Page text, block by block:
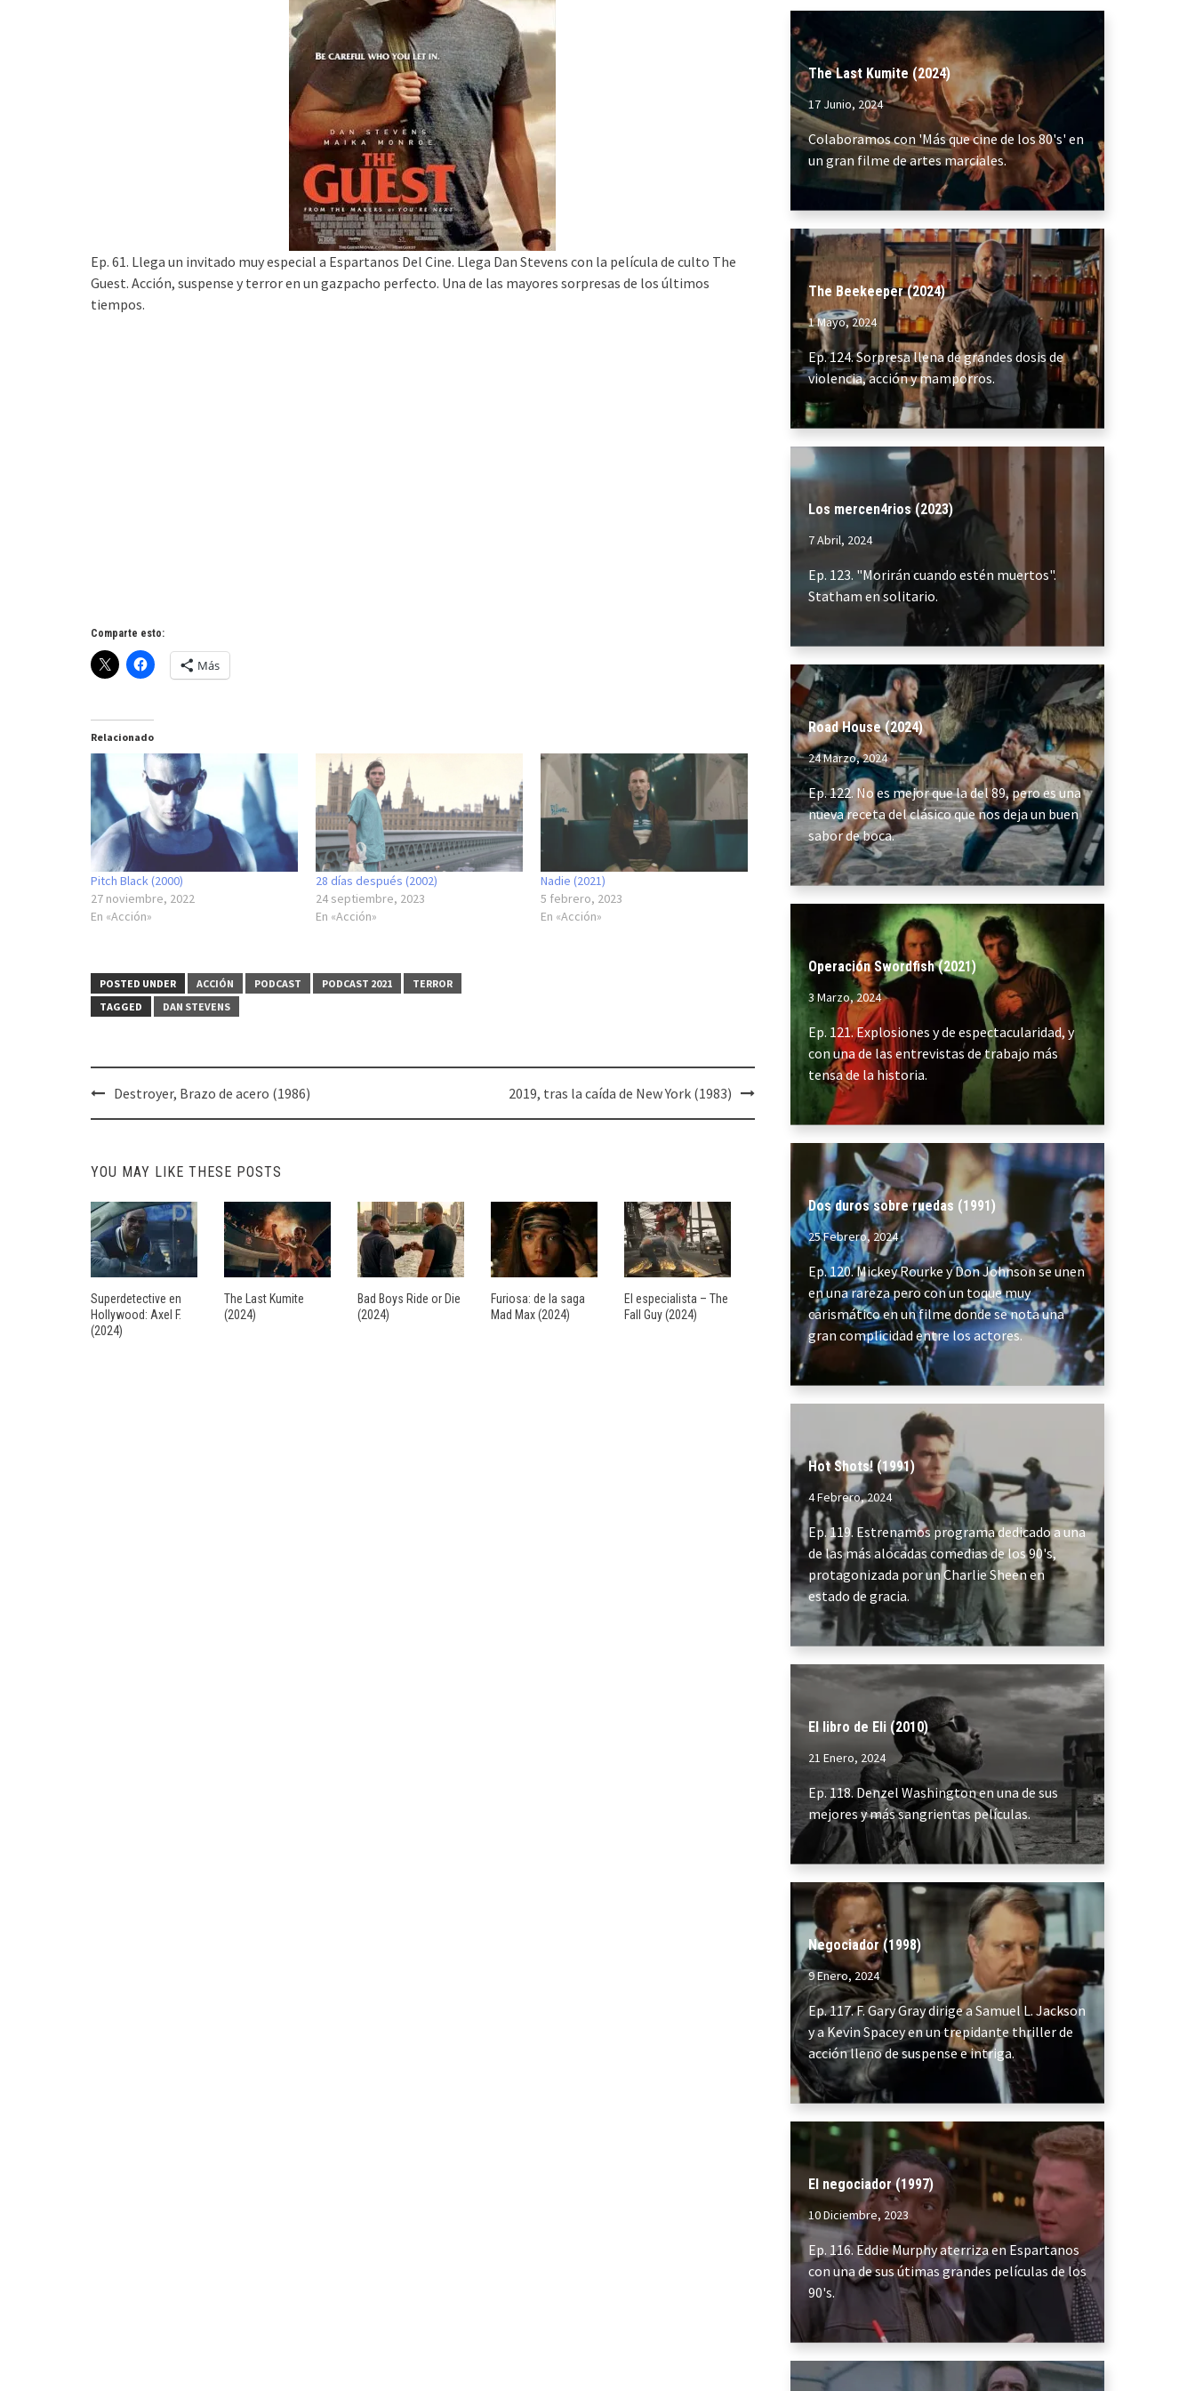
Ep. 61. Llega un invitado muy especial a Espartanos Del Cine. Llega Dan Stevens con la película de culto The
Guest. Acción, suspense y terror en un gazpacho perfecto. Una de las mayores sorpresas de los últimos
tiempos.
Comparte esto:
Más
Relacionado
Pitch Black (2000)
27 noviembre, 2022
En «Acción»
28 días después (2002)
24 septiembre, 2023
En «Acción»
Nadie (2021)
5 febrero, 2023
En «Acción»
POSTED UNDER ACCIÓN PODCAST PODCAST 2021
TERROR
TAGGED
DAN STEVENS
PostDestroyer, Brazo de acero (1986) 2019, tras la caída de New York (1983)
YOU MAY LIKE THESE POSTS
Superdetective en
Hollywood: Axel F.
(2024)
The Last Kumite
(2024)
Bad Boys Ride or Die
(2024)
Furiosa: de la saga
Mad Max (2024)
El especialista – The
Fall Guy (2024)
The Last Kumite (2024)
17 Junio, 2024
Colaboramos con 'Más que cine de los 80's' en
un gran filme de artes marciales.
The Beekeeper (2024)
1 Mayo, 2024
Ep. 124. Sorpresa llena de grandes dosis de
violencia, acción y mamporros.
Los mercen4rios (2023)
7 Abril, 2024
Ep. 123. "Morirán cuando estén muertos".
Statham en solitario.
Road House (2024)
24 Marzo, 2024
Ep. 122. No es mejor que la del 89, pero es una
nueva receta del clásico que nos deja un buen
sabor de boca.
Operación Swordfish (2021)
3 Marzo, 2024
Ep. 121. Explosiones y de espectacularidad, y
con una de las entrevistas de trabajo más
tensa de la historia.
Dos duros sobre ruedas (1991)
25 Febrero, 2024
Ep. 120. Mickey Rourke y Don Johnson se unen
en una rareza pero con un toque muy
carismático en un filme donde se nota una
gran complicidad entre los actores.
Hot Shots! (1991)
4 Febrero, 2024
Ep. 119. Estrenamos programa dedicado a una
de las más alocadas comedias de los 90's,
protagonizada por un Charlie Sheen en
estado de gracia.
El libro de Eli (2010)
21 Enero, 2024
Ep. 118. Denzel Washington en una de sus
mejores y más sangrientas películas.
Negociador (1998)
9 Enero, 2024
Ep. 117. F. Gary Gray dirige a Samuel L. Jackson
y a Kevin Spacey en un trepidante thriller de
acción lleno de suspense e intriga.
El negociador (1997)
10 Diciembre, 2023
Ep. 116. Eddie Murphy aterriza en Espartanos
con una de sus útimas grandes películas de los
90's.